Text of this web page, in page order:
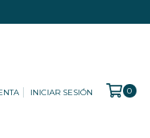
INICIAR SESIÓN 0